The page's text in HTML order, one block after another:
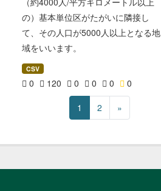
の）基本単位区がたがいに隣接し
て、その人口が5000人以上となる地
域をいいます。
CSV
0 120 0 0 0
0
1
2 »